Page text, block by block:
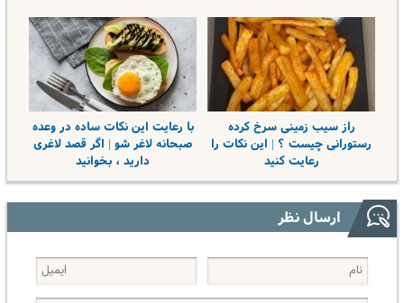
راز سیب زمینی سرخ کرده
رستورانی چیست ؟ | این نکات را
رعایت کنید
با رعایت این نکات ساده در وعده
صبحانه لاغر شو | اگر قصد لاغری
دارید ، بخوانید
ارسال نظر